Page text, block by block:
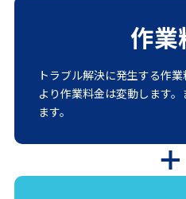
作業
トラブル解決に発生する作
より作業料金は変動します
ます。